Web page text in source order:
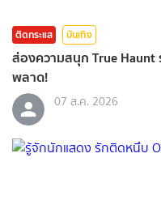
ติดกระแส บันเทิง
ส่องความสนุก True
พลาด!
07 ส.ค. 2026